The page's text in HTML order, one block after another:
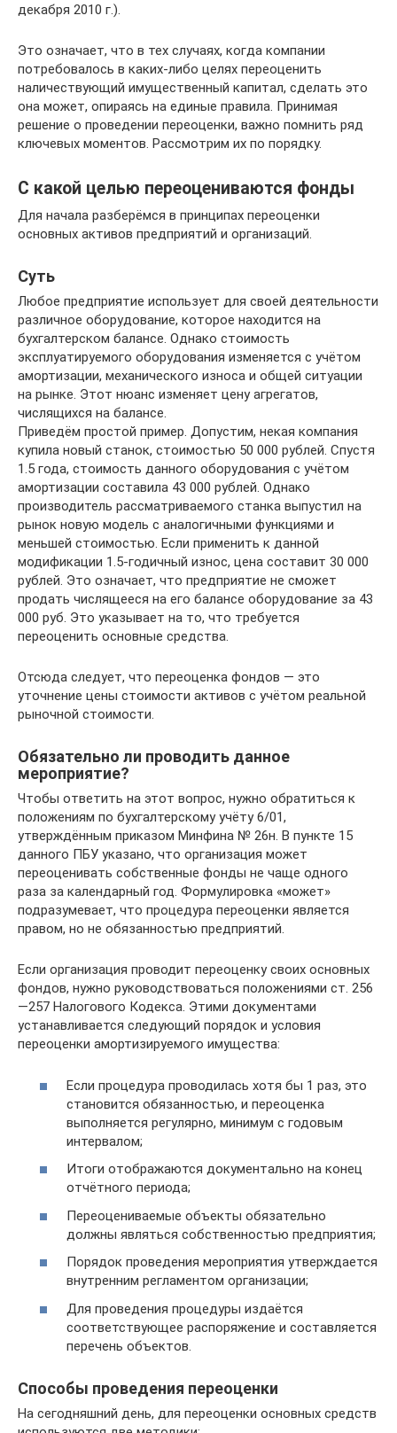
декабря 2010 г.).
Это означает, что в тех случаях, когда компании
потребовалось в каких-либо целях переоценить
наличествующий имущественный капитал, сделать это
она может, опираясь на единые правила. Принимая
решение о проведении переоценки, важно помнить ряд
ключевых моментов. Рассмотрим их по порядку.
С какой целью переоцениваются фонды
Для начала разберёмся в принципах переоценки
основных активов предприятий и организаций.
Суть
Любое предприятие использует для своей деятельности
различное оборудование, которое находится на
бухгалтерском балансе. Однако стоимость
эксплуатируемого оборудования изменяется с учётом
амортизации, механического износа и общей ситуации
на рынке. Этот нюанс изменяет цену агрегатов,
числящихся на балансе.
Приведём простой пример. Допустим, некая компания
купила новый станок, стоимостью 50 000 рублей. Спустя
1.5 года, стоимость данного оборудования с учётом
амортизации составила 43 000 рублей. Однако
производитель рассматриваемого станка выпустил на
рынок новую модель с аналогичными функциями и
меньшей стоимостью. Если применить к данной
модификации 1.5-годичный износ, цена составит 30 000
рублей. Это означает, что предприятие не сможет
продать числящееся на его балансе оборудование за 43
000 руб. Это указывает на то, что требуется
переоценить основные средства.
Отсюда следует, что переоценка фондов — это
уточнение цены стоимости активов с учётом реальной
рыночной стоимости.
Обязательно ли проводить данное
мероприятие?
Чтобы ответить на этот вопрос, нужно обратиться к
положениям по бухгалтерскому учёту 6/01,
утверждённым приказом Минфина № 26н. В пункте 15
данного ПБУ указано, что организация может
переоценивать собственные фонды не чаще одного
раза за календарный год. Формулировка «может»
подразумевает, что процедура переоценки является
правом, но не обязанностью предприятий.
Если организация проводит переоценку своих основных
фондов, нужно руководствоваться положениями ст. 256
—257 Налогового Кодекса. Этими документами
устанавливается следующий порядок и условия
переоценки амортизируемого имущества:
Если процедура проводилась хотя бы 1 раз, это
становится обязанностью, и переоценка
выполняется регулярно, минимум с годовым
интервалом;
Итоги отображаются документально на конец
отчётного периода;
Переоцениваемые объекты обязательно
должны являться собственностью предприятия;
Порядок проведения мероприятия утверждается
внутренним регламентом организации;
Для проведения процедуры издаётся
соответствующее распоряжение и составляется
перечень объектов.
Способы проведения переоценки
На сегодняшний день, для переоценки основных средств